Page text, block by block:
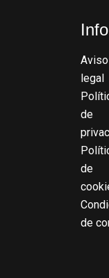
Aviso
legal
de
de
de